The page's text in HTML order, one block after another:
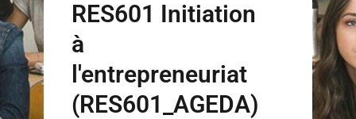
RES601 Initiation
à
l'entrepreneuriat
(RES601_AGEDA)